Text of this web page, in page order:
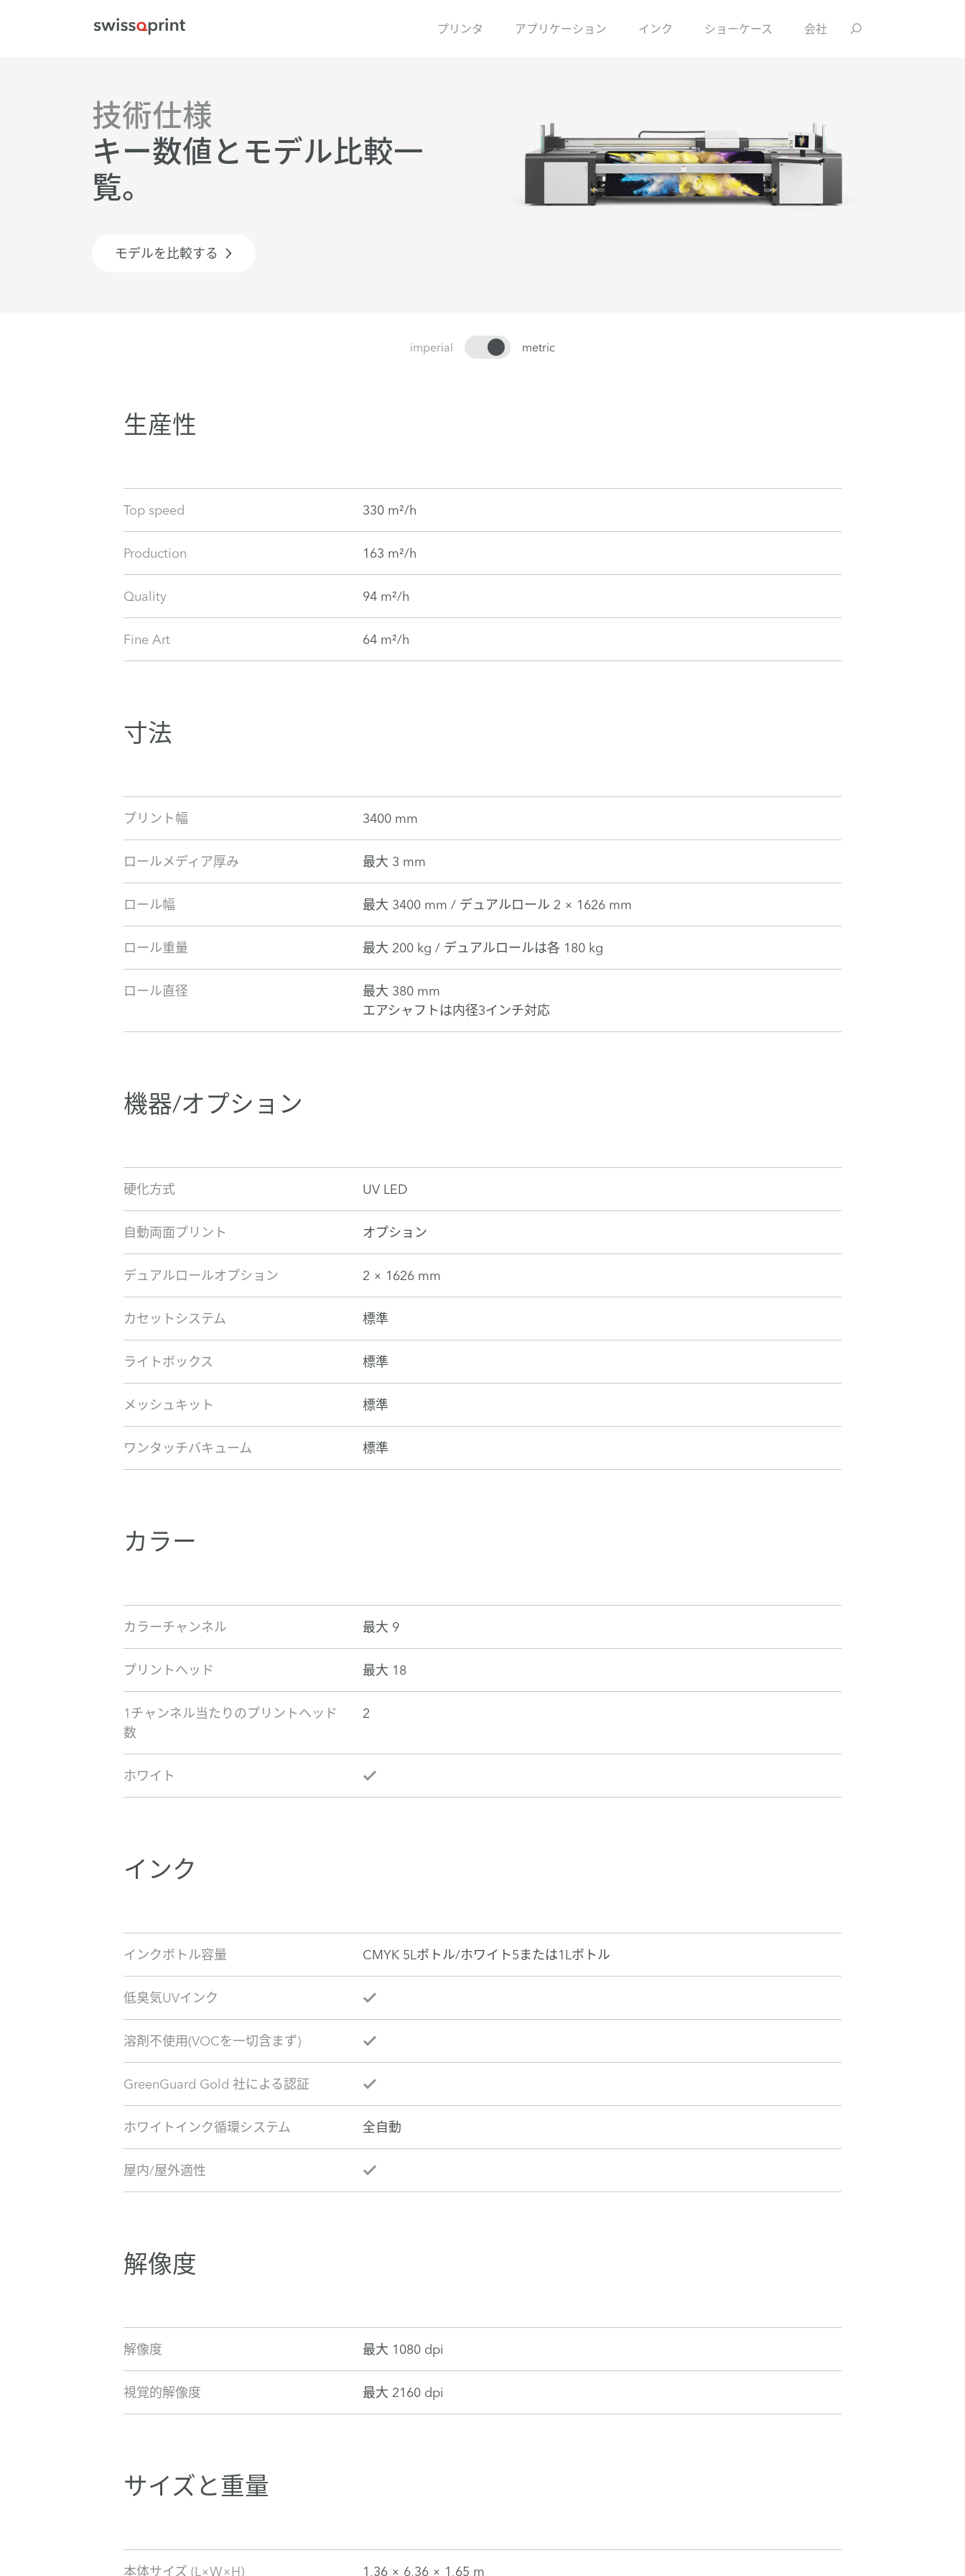
プリンタ アプリケーション インク ショーケース 会社
技術仕様
キー数値とモデル比較一
覧。
モデルを比較する
imperial metric
生産性
Top speed 330 m²/h
Production 163 m²/h
Quality 94 m²/h
Fine Art 64 m²/h
寸法
プリント幅 3400 mm
ロールメディア厚み 最大 3 mm
ロール幅 最大 3400 mm / デュアルロール 2 × 1626 mm
ロール重量 最大 200 kg / デュアルロールは各 180 kg
ロール直径
最大 380 mm
エアシャフトは内径3インチ対応
機器/オプション
硬化方式 UV LED
自動両面プリント オプション
デュアルロールオプション 2 × 1626 mm
カセットシステム 標準
ライトボックス 標準
メッシュキット 標準
ワンタッチバキューム 標準
カラー
カラーチャンネル 最大 9
プリントヘッド 最大 18
1チャンネル当たりのプリントヘッド
数
2
ホワイト
インク
インクボトル容量 CMYK 5Lボトル/ホワイト5または1Lボトル
低臭気UVインク
溶剤不使用(VOCを一切含まず)
GreenGuard Gold 社による認証
ホワイトインク循環システム 全自動
屋内/屋外適性
解像度
解像度 最大 1080 dpi
視覚的解像度 最大 2160 dpi
サイズと重量
本体サイズ (L×W×H) 1,36 × 6,36 × 1,65 m